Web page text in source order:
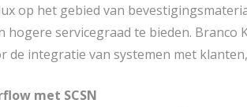
op het gebied van
hogere servicegraad te bieden.
de integratie van systemen met
met SCSN